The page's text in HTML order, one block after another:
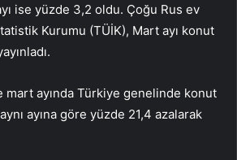
ise yüzde 3,2 oldu. Çoğu Rus ev
Kurumu (TÜİK), Mart ayı konut
ayında Türkiye genelinde konut
aynı ayına göre yüzde 21,4 azalarak